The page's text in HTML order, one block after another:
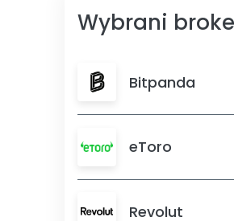
Wybrani
Bitpanda
eToro
Revolut